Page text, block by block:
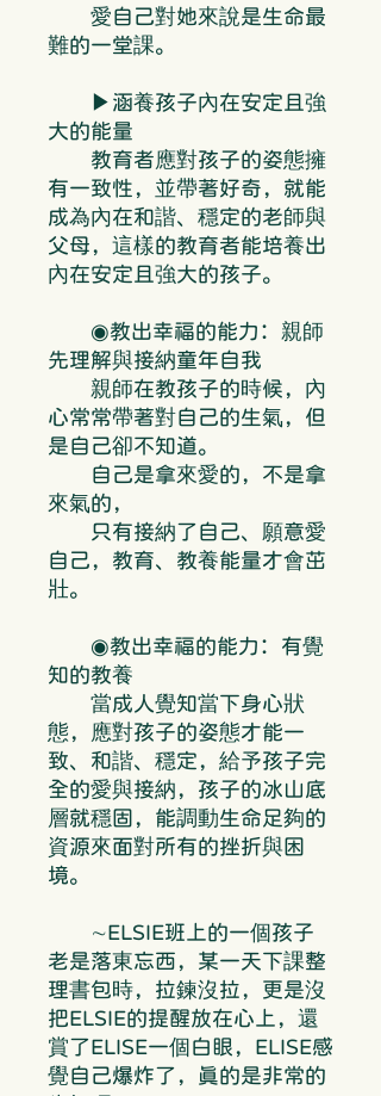
愛自己對她來說是生命最
難的一堂課。
▶涵養孩子內在安定且強
大的能量
教育者應對孩子的姿態擁
有一致性，並帶著好奇，就能
成為內在和諧、穩定的老師與
父母，這樣的教育者能培養出
內在安定且強大的孩子。
◉教出幸福的能力：親師
先理解與接納童年自我
親師在教孩子的時候，內
心常常帶著對自己的生氣，但
是自己卻不知道。
自己是拿來愛的，不是拿
來氣的，
只有接納了自己、願意愛
自己，教育、教養能量才會茁
壯。
◉教出幸福的能力：有覺
知的教養
當成人覺知當下身心狀
態，應對孩子的姿態才能一
致、和諧、穩定，給予孩子完
全的愛與接納，孩子的冰山底
層就穩固，能調動生命足夠的
資源來面對所有的挫折與困
境。
∼ELSIE班上的一個孩子
老是落東忘西，某一天下課整
理書包時，拉鍊沒拉，更是沒
把ELSIE的提醒放在心上，還
賞了ELISE一個白眼，ELISE感
覺自己爆炸了，真的是非常的